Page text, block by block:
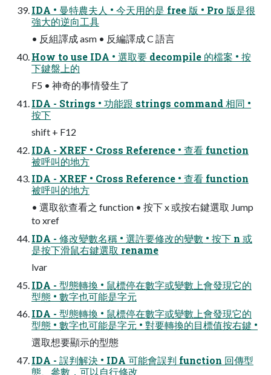
IDA • 曼特農夫人 • 今天用的是 free 版 • Pro 版是很
強大的逆向工具
• 反組譯成 asm • 反編譯成 C 語言
How to use IDA • 選取要 decompile 的檔案 • 按
下鍵盤上的
F5 • 神奇的事情發生了
IDA - Strings • 功能跟 strings command 相同 •
按下
shift + F12
IDA - XREF • Cross Reference • 查看 function
被呼叫的地⽅
IDA - XREF • Cross Reference • 查看 function
被呼叫的地⽅
• 選取欲查看之 function • 按下 x 或按右鍵選取 Jump
to xref
IDA - 修改變數名稱 • 選許要修改的變數 • 按下 n 或
是按下滑鼠右鍵選取 rename
lvar
IDA - 型態轉換 • 鼠標停在數字或變數上會發現它的
型態 • 數字也可能是字元
IDA - 型態轉換 • 鼠標停在數字或變數上會發現它的
型態 • 數字也可能是字元 • 對要轉換的目標值按右鍵 •
選取想要顯示的型態
IDA - 誤判解決 • IDA 可能會誤判 function 回傳型
態、參數，可以自行修改